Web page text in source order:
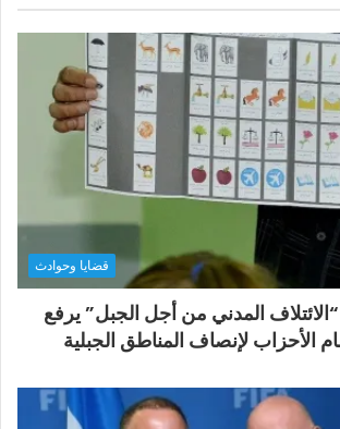
قضايا وحوادث
2026.. “الائتلاف المدني من أجل الجبل” يرفع
لإنصاف المناطق الجبلية